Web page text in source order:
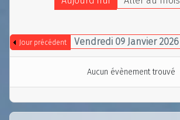
Jour précédent Vendredi 09 Janvier 2026
Aucun évènement trouvé